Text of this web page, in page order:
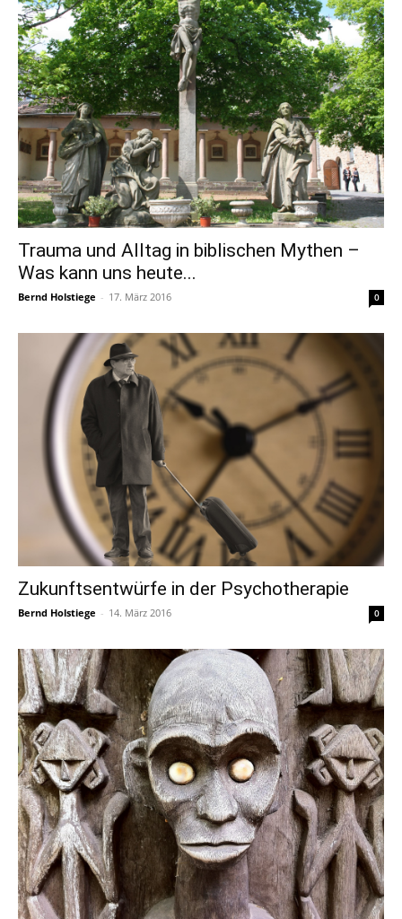
Trauma und Alltag in biblischen Mythen –
Was kann uns heute...
Bernd Holstiege - 17. März 2016 0
Zukunftsentwürfe in der Psychotherapie
Bernd Holstiege - 14. März 2016 0